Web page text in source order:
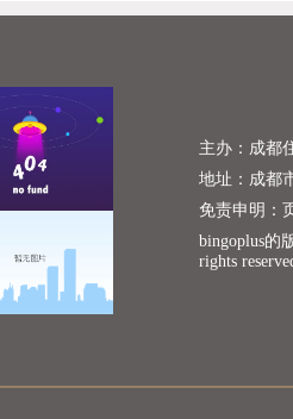
主办：成都
地址：成都
免责申明：
bingoplus的
rights